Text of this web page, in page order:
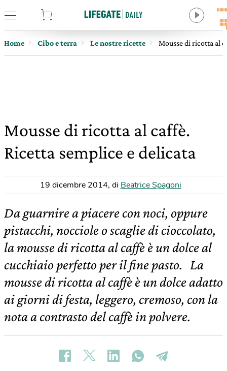
Home Cibo e terra Le nostre ricette Mousse di ricotta al
Mousse di ricotta al caffè.
Ricetta semplice e delicata
19 dicembre 2014, di Beatrice Spagoni
Da guarnire a piacere con noci, oppure
pistacchi, nocciole o scaglie di cioccolato,
la mousse di ricotta al caffè è un dolce al
cucchiaio perfetto per il fine pasto. La
mousse di ricotta al caffè è un dolce adatto
ai giorni di festa, leggero, cremoso, con la
nota a contrasto del caffè in polvere.